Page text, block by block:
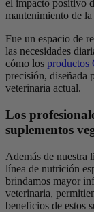
el impacto positivo
mantenimiento de
Fue un espacio de
las necesidades
cómo los productos
precisión, diseñada
veterinaria actual.
Los
suplementos
Además de nuestra
línea de nutrición
brindamos mayor
veterinaria,
beneficios de estos